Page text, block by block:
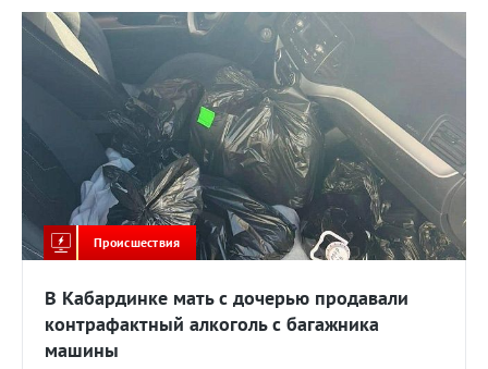
Происшествия
В Кабардинке мать с дочерью продавали
контрафактный алкоголь с багажника
машины